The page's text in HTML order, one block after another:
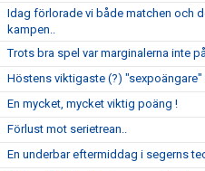
Idag förlorade vi både matchen och
kampen..
Trots bra spel var marginalerna inte
Höstens viktigaste (?) "sexpoängare"
En mycket, mycket viktig poäng !
Förlust mot serietrean..
En underbar eftermiddag i segerns